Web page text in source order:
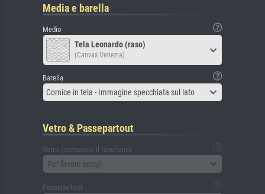
Media e barella
Medio
Tela Leonardo (raso)
(Canvas Venezia)
Barella
Cornice in tela - Immagine specchiata sul lato
Vetro & Passepartout
Vetro (compreso il tabellone)
Per favore scegli
Passepartout